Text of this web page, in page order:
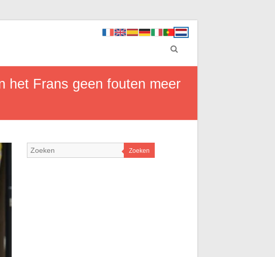
het Frans geen fouten meer
Zoeken